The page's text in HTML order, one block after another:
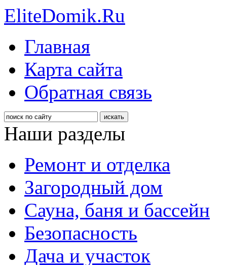
EliteDomik.Ru
Главная
Карта сайта
Обратная связь
Наши разделы
Ремонт и отделка
Загородный дом
Сауна, баня и бассейн
Безопасность
Дача и участок